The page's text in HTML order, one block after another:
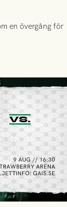
en övergång för